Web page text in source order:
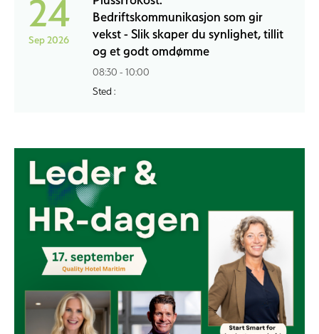
24
Sep 2026
Bedriftskommunikasjon som gir
vekst - Slik skaper du synlighet, tillit
og et godt omdømme
08:30 - 10:00
Sted :